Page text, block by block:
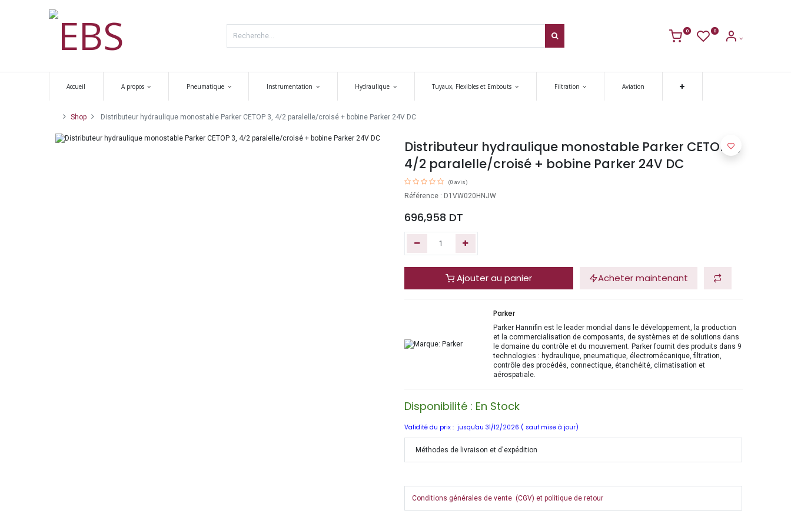
0 0
Accueil A propos Pneumatique Instrumentation Hydraulique Tuyaux, Flexibles et Embouts Filtration Aviation
Shop Distributeur hydraulique monostable Parker CETOP 3, 4/2 paralelle/croisé + bobine Parker 24V DC
Distributeur hydraulique monostable Parker CETOP 3,
4/2 paralelle/croisé + bobine Parker 24V DC
(0 avis)
Référence : D1VW020HNJW
696,958 DT
Ajouter au panier Acheter maintenant
Parker
Parker Hannifin est le leader mondial dans le développement, la production
et la commercialisation de composants, de systèmes et de solutions dans
le domaine du contrôle et du mouvement. Parker fournit des produits dans 9
technologies : hydraulique, pneumatique, électromécanique, filtration,
contrôle des procédés, connectique, étanchéité, climatisation et
aérospatiale.
Disponibilité : En Stock
Validité du prix : jusqu'au 31/12/2026 ( sauf mise à jour)
Méthodes de livraison et d'expédition
Conditions générales de vente (CGV) et politique de retour